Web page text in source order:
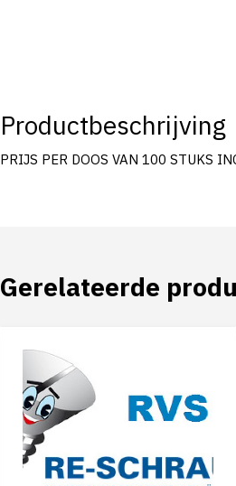
Productbeschrijving
PRIJS PER DOOS VAN 100 STUKS
Gerelateerde